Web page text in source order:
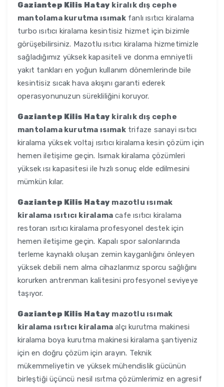
Gaziantep Kilis Hatay kiralık dış cephe
mantolama kurutma ısımakfanlı ısıtıcı kiralama
turbo ısıtıcı kiralama kesintisiz hizmet için bizimle
görüşebilirsiniz. Mazotlu ısıtıcı kiralama hizmetimizle
sağladığımız yüksek kapasiteli ve donma emniyetli
yakıt tankları en yoğun kullanım dönemlerinde bile
kesintisiz sıcak hava akışını garanti ederek
operasyonunuzun sürekliliğini koruyor.
Gaziantep Kilis Hatay kiralık dış cephe
mantolama kurutma ısımaktrifaze sanayi ısıtıcı
kiralama yüksek voltaj ısıtıcı kiralama kesin çözüm için
hemen iletişime geçin. Isımak kiralama çözümleri
yüksek ısı kapasitesi ile hızlı sonuç elde edilmesini
mümkün kılar.
Gaziantep Kilis Hatay mazotlu ısımak
kiralama ısıtıcı kiralama cafe ısıtıcı kiralama
restoran ısıtıcı kiralama profesyonel destek için
hemen iletişime geçin. Kapalı spor salonlarında
terleme kaynaklı oluşan zemin kayganlığını önleyen
yüksek debili nem alma cihazlarımız sporcu sağlığını
korurken antrenman kalitesini profesyonel seviyeye
taşıyor.
Gaziantep Kilis Hatay mazotlu ısımak
kiralama ısıtıcı kiralama alçı kurutma makinesi
kiralama boya kurutma makinesi kiralama şantiyeniz
için en doğru çözüm için arayın. Teknik
mükemmeliyetin ve yüksek mühendislik gücünün
birleştiği üçüncü nesil ısıtma çözümlerimiz en agresif